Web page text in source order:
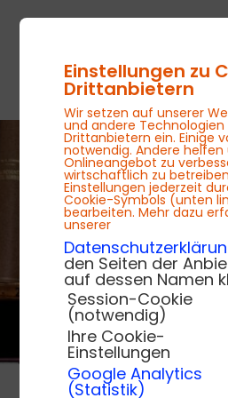
Einstellungen zu
Drittanbietern
Wir setzen auf unserer
und andere Technologien
Drittanbietern ein. Einige
notwendig. Andere helfen
Onlineangebot zu
wirtschaftlich zu
Einstellungen jederzeit
Cookie-Symbols (unten
bearbeiten. Mehr dazu
unserer
den Seiten der
auf dessen Namen
Session-Cookie
(notwendig)
Ihre Cookie-
Einstellungen
Google Analytics
(Statistik)